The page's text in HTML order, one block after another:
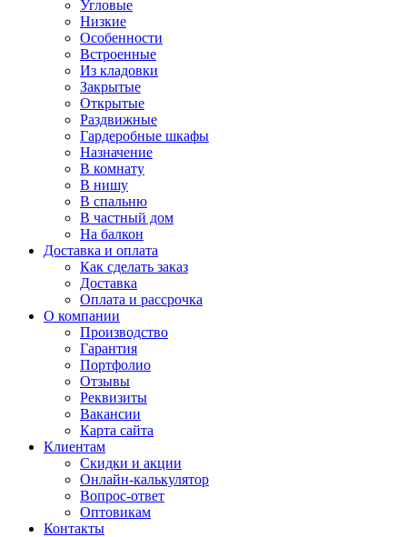
Угловые
Низкие
Особенности
Встроенные
Из кладовки
Закрытые
Открытые
Раздвижные
Гардеробные шкафы
Назначение
В комнату
В нишу
В спальню
В частный дом
На балкон
Доставка и оплата
Как сделать заказ
Доставка
Оплата и рассрочка
О компании
Производство
Гарантия
Портфолио
Отзывы
Реквизиты
Вакансии
Карта сайта
Клиентам
Скидки и акции
Онлайн-калькулятор
Вопрос-ответ
Оптовикам
Контакты